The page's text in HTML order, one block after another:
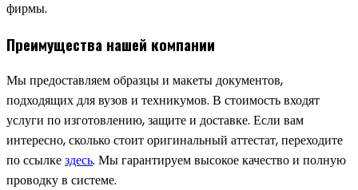
фирмы.
Преимущества нашей компании
Мы предоставляем образцы и макеты документов,
подходящих для вузов и техникумов. В стоимость входят
услуги по изготовлению, защите и доставке. Если вам
интересно, сколько стоит оригинальный аттестат, переходите
по ссылкездесь. Мы гарантируем высокое качество и полную
проводку в системе.